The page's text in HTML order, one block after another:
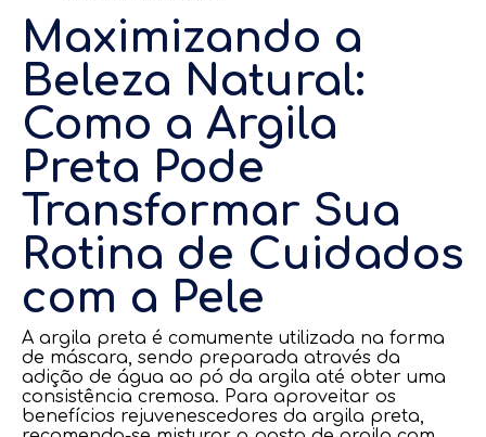
Maximizando a
Beleza Natural:
Como a Argila
Preta Pode
Transformar Sua
Rotina de Cuidados
com a Pele
A argila preta é comumente utilizada na forma
de máscara, sendo preparada através da
adição de água ao pó da argila até obter uma
consistência cremosa. Para aproveitar os
benefícios rejuvenescedores da argila preta,